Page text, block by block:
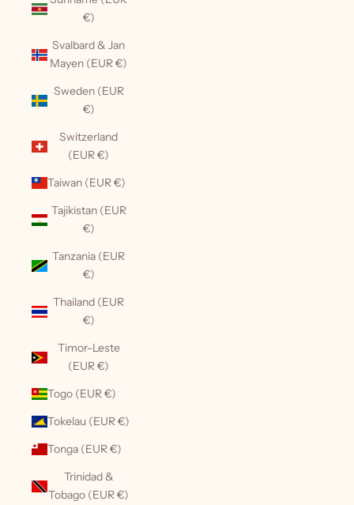
€)
Svalbard & Jan
Mayen (EUR €)
Sweden (EUR
€)
Switzerland
(EUR €)
Taiwan (EUR €)
Tajikistan (EUR
€)
Tanzania (EUR
€)
Thailand (EUR
€)
Timor-Leste
(EUR €)
Togo (EUR €)
Tokelau (EUR €)
Tonga (EUR €)
Trinidad &
Tobago (EUR €)